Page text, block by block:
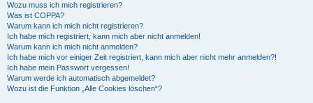
Wozu muss ich mich registrieren?
Was ist COPPA?
Warum kann ich mich nicht registrieren?
Ich habe mich registriert, kann mich aber nicht anmelden!
Warum kann ich mich nicht anmelden?
Ich habe mich vor einiger Zeit registriert, kann mich aber nicht mehr anmelden?!
Ich habe mein Passwort vergessen!
Warum werde ich automatisch abgemeldet?
Wozu ist die Funktion „Alle Cookies löschen“?